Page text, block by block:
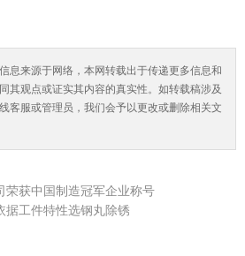
息来源于网络，本网转载出于传递更多信息和
其观点或证实其内容的真实性。如转载稿涉及
客服或管理员，我们会予以更改或删除相关文
荣获中国制造冠军企业称号
据工件特性选钢丸除锈